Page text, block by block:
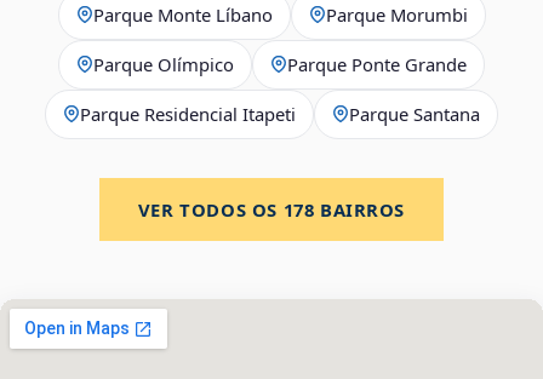
Parque Monte Líbano Parque Morumbi
Parque Olímpico Parque Ponte Grande
Parque Residencial Itapeti Parque Santana
VER TODOS OS 178 BAIRROS